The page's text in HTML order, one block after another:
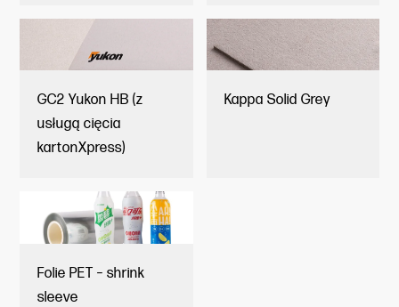
GC2 Yukon HB (z
usługą cięcia
kartonXpress)
Kappa Solid Grey
Folie PET – shrink
sleeve